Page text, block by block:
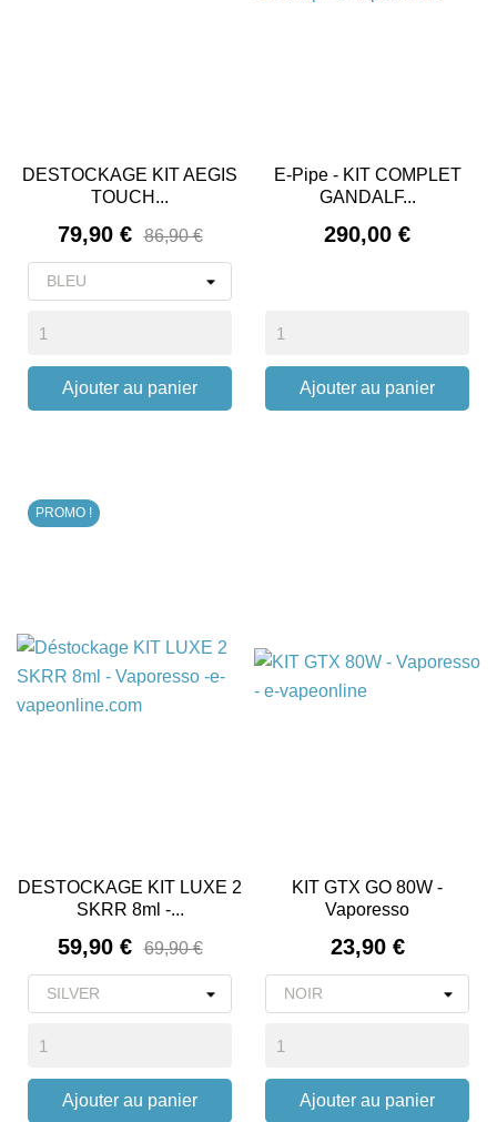
DESTOCKAGE KIT AEGIS
TOUCH...
Prix
79,90 € 86,90 €
Ajouter au panier
E-Pipe - KIT COMPLET
GANDALF...
Prix
290,00 €
Ajouter au panier
DESTOCKAGE KIT LUXE 2
SKRR 8ml -...
Prix
59,90 € 69,90 €
Ajouter au panier
PROMO !
KIT GTX GO 80W -
Vaporesso
Prix
23,90 €
Ajouter au panier